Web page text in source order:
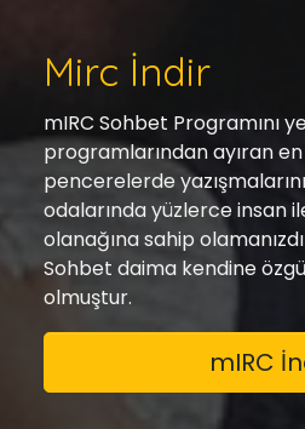
Mirc İndir
mIRC Sohbet Programını
programlarından ayıran
pencerelerde
odalarında yüzlerce insan
olanağına sahip
Sohbet daima kendine
olmuştur.
mIRC